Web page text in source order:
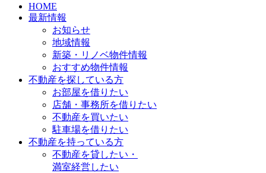
HOME
最新情報
お知らせ
地域情報
新築・リノベ物件情報
おすすめ物件情報
不動産を探している方
お部屋を借りたい
店舗・事務所を借りたい
不動産を買いたい
駐車場を借りたい
不動産を持っている方
不動産を貸したい・
満室経営したい